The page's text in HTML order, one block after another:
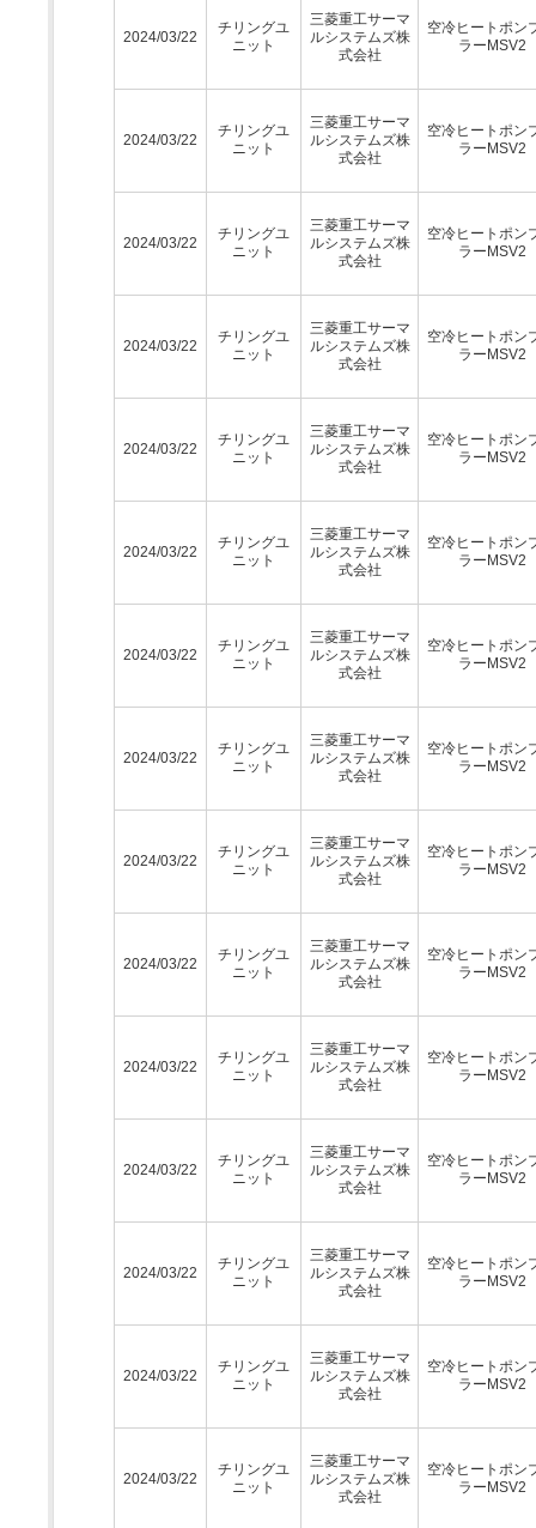
2024/03/22
チリングユ
ニット
三菱重工サーマ
ルシステムズ株
式会社
空冷ヒートポン
ラーMSV2
2024/03/22
チリングユ
ニット
三菱重工サーマ
ルシステムズ株
式会社
空冷ヒートポン
ラーMSV2
2024/03/22
チリングユ
ニット
三菱重工サーマ
ルシステムズ株
式会社
空冷ヒートポン
ラーMSV2
2024/03/22
チリングユ
ニット
三菱重工サーマ
ルシステムズ株
式会社
空冷ヒートポン
ラーMSV2
2024/03/22
チリングユ
ニット
三菱重工サーマ
ルシステムズ株
式会社
空冷ヒートポン
ラーMSV2
2024/03/22
チリングユ
ニット
三菱重工サーマ
ルシステムズ株
式会社
空冷ヒートポン
ラーMSV2
2024/03/22
チリングユ
ニット
三菱重工サーマ
ルシステムズ株
式会社
空冷ヒートポン
ラーMSV2
2024/03/22
チリングユ
ニット
三菱重工サーマ
ルシステムズ株
式会社
空冷ヒートポン
ラーMSV2
2024/03/22
チリングユ
ニット
三菱重工サーマ
ルシステムズ株
式会社
空冷ヒートポン
ラーMSV2
2024/03/22
チリングユ
ニット
三菱重工サーマ
ルシステムズ株
式会社
空冷ヒートポン
ラーMSV2
2024/03/22
チリングユ
ニット
三菱重工サーマ
ルシステムズ株
式会社
空冷ヒートポン
ラーMSV2
2024/03/22
チリングユ
ニット
三菱重工サーマ
ルシステムズ株
式会社
空冷ヒートポン
ラーMSV2
2024/03/22
チリングユ
ニット
三菱重工サーマ
ルシステムズ株
式会社
空冷ヒートポン
ラーMSV2
2024/03/22
チリングユ
ニット
三菱重工サーマ
ルシステムズ株
式会社
空冷ヒートポン
ラーMSV2
2024/03/22
チリングユ
ニット
三菱重工サーマ
ルシステムズ株
式会社
空冷ヒートポン
ラーMSV2